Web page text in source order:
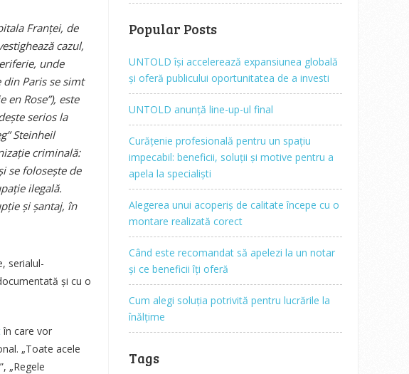
Franței, de
cazul,
unde
Paris se simt
en Rose”), este
serios la
Steinheil
criminală:
se folosește de
ilegală.
și șantaj, în
serialul-
și cu o
în care vor
„Toate acele
„Regele
Popular Posts
UNTOLD își accelerează expansiunea globală
și oferă publicului oportunitatea de a investi
UNTOLD anunță line-up-ul final
Curățenie profesională pentru un spațiu
impecabil: beneficii, soluții și motive pentru a
apela la specialiști
Alegerea unui acoperiș de calitate începe cu o
montare realizată corect
Când este recomandat să apelezi la un notar
și ce beneficii îți oferă
Cum alegi soluția potrivită pentru lucrările la
înălțime
Tags